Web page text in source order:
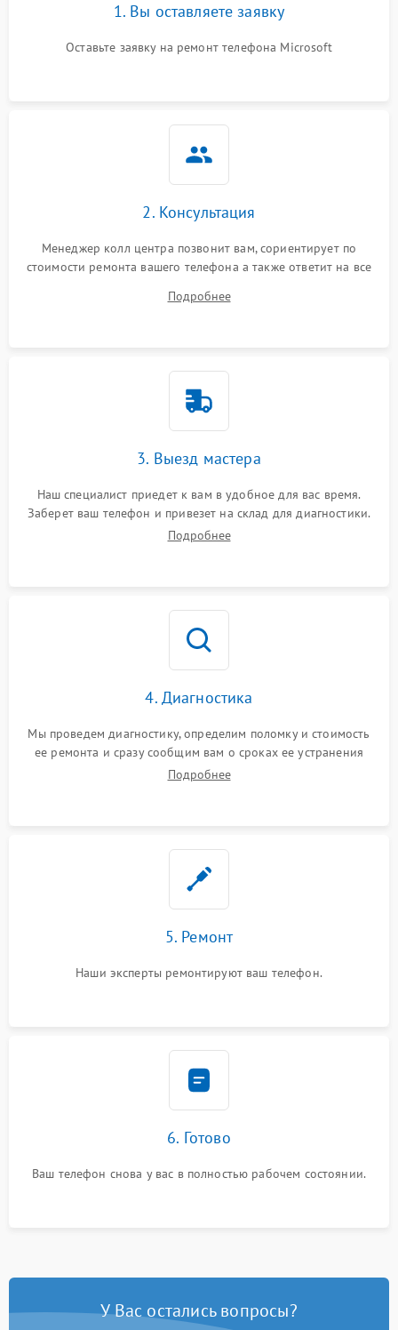
1. Вы оставляете заявку
Оставьте заявку на ремонт телефона Microsoft
2. Консультация
Менеджер колл центра позвонит вам, сориентирует по
стоимости ремонта вашего телефона а также ответит на все
Подробнее
3. Выезд мастера
Наш специалист приедет к вам в удобное для вас время.
Заберет ваш телефон и привезет на склад для диагностики.
Подробнее
4. Диагностика
Мы проведем диагностику, определим поломку и стоимость
ее ремонта и сразу сообщим вам о сроках ее устранения
Подробнее
5. Ремонт
Наши эксперты ремонтируют ваш телефон.
6. Готово
Ваш телефон снова у вас в полностью рабочем состоянии.
У Вас остались вопросы?